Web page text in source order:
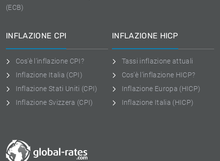
(ECB)
INFLAZIONE CPI
Cos'è l'inflazione CPI?
Inflazione Italia (CPI)
Inflazione Stati Uniti (CPI)
Inflazione Svizzera (CPI)
INFLAZIONE HICP
Tassi inflazione attuali
Cos'è l'inflazione HICP?
Inflazione Europa (HICP)
Inflazione Italia (HICP)